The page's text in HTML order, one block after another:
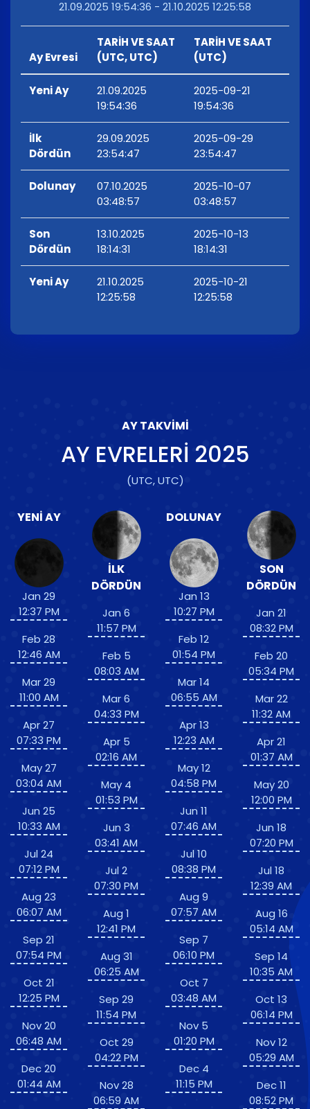
21.09.2025 19:54:36 - 21.10.2025 12:25:58
Ay Evresi
TARİH VE SAAT
(UTC, UTC)
TARİH VE SAAT
(UTC)
Yeni Ay
21.09.2025
19:54:36
2025-09-21
19:54:36
İlk
Dördün
29.09.2025
23:54:47
2025-09-29
23:54:47
Dolunay
07.10.2025
03:48:57
2025-10-07
03:48:57
Son
Dördün
13.10.2025
18:14:31
2025-10-13
18:14:31
Yeni Ay
21.10.2025
12:25:58
2025-10-21
12:25:58
AY TAKVIMI
AY EVRELERI 2025
(UTC, UTC)
YENI AY
Jan 29
12:37 PM
Feb 28
12:46 AM
Mar 29
11:00 AM
Apr 27
07:33 PM
May 27
03:04 AM
Jun 25
10:33 AM
Jul 24
07:12 PM
Aug 23
06:07 AM
Sep 21
07:54 PM
Oct 21
12:25 PM
Nov 20
06:48 AM
Dec 20
01:44 AM
İLK
DÖRDÜN
Jan 6
11:57 PM
Feb 5
08:03 AM
Mar 6
04:33 PM
Apr 5
02:16 AM
May 4
01:53 PM
Jun 3
03:41 AM
Jul 2
07:30 PM
Aug 1
12:41 PM
Aug 31
06:25 AM
Sep 29
11:54 PM
Oct 29
04:22 PM
Nov 28
06:59 AM
DOLUNAY
Jan 13
10:27 PM
Feb 12
01:54 PM
Mar 14
06:55 AM
Apr 13
12:23 AM
May 12
04:58 PM
Jun 11
07:46 AM
Jul 10
08:38 PM
Aug 9
07:57 AM
Sep 7
06:10 PM
Oct 7
03:48 AM
Nov 5
01:20 PM
Dec 4
11:15 PM
SON
DÖRDÜN
Jan 21
08:32 PM
Feb 20
05:34 PM
Mar 22
11:32 AM
Apr 21
01:37 AM
May 20
12:00 PM
Jun 18
07:20 PM
Jul 18
12:39 AM
Aug 16
05:14 AM
Sep 14
10:35 AM
Oct 13
06:14 PM
Nov 12
05:29 AM
Dec 11
08:52 PM